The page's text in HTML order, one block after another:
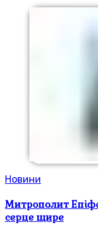
Новини
Митрополит
серце щире